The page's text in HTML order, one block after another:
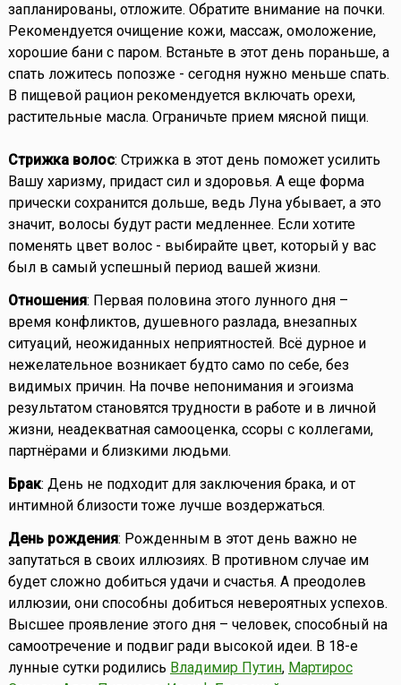
запланированы, отложите. Обратите внимание на почки.
Рекомендуется очищение кожи, массаж, омоложение,
хорошие бани с паром. Встаньте в этот день пораньше, а
спать ложитесь попозже - сегодня нужно меньше спать.
В пищевой рацион рекомендуется включать орехи,
растительные масла. Ограничьте прием мясной пищи.
Стрижка волос: Стрижка в этот день поможет усилить
Вашу харизму, придаст сил и здоровья. А еще форма
прически сохранится дольше, ведь Луна убывает, а это
значит, волосы будут расти медленнее. Если хотите
поменять цвет волос - выбирайте цвет, который у вас
был в самый успешный период вашей жизни.
Отношения: Первая половина этого лунного дня –
время конфликтов, душевного разлада, внезапных
ситуаций, неожиданных неприятностей. Всё дурное и
нежелательное возникает будто само по себе, без
видимых причин. На почве непонимания и эгоизма
результатом становятся трудности в работе и в личной
жизни, неадекватная самооценка, ссоры с коллегами,
партнёрами и близкими людьми.
Брак: День не подходит для заключения брака, и от
интимной близости тоже лучше воздержаться.
День рождения: Рожденным в этот день важно не
запутаться в своих иллюзиях. В противном случае им
будет сложно добиться удачи и счастья. А преодолев
иллюзии, они способны добиться невероятных успехов.
Высшее проявление этого дня – человек, способный на
самоотречение и подвиг ради высокой идеи. В 18-е
лунные сутки родились Владимир Путин, Мартирос